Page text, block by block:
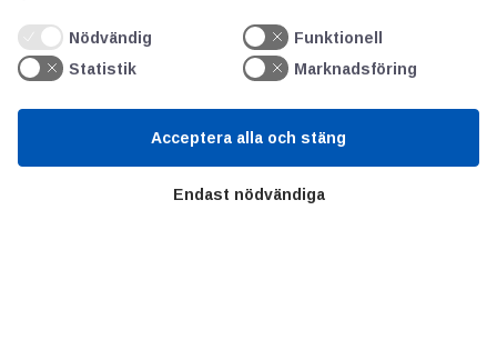
Kontakt
GDPR
Kunskapscentrum
Nödvändig
Funktionell
Statistik
Marknadsföring
Endast nödvändiga
Acceptera alla och stäng